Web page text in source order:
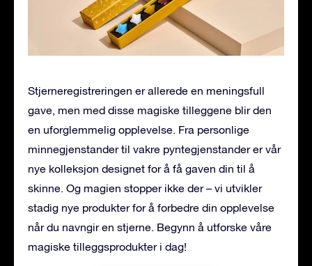
Stjerneregistreringen er allerede en meningsfull
gave, men med disse magiske tilleggene blir den
en uforglemmelig opplevelse. Fra personlige
minnegjenstander til vakre pyntegjenstander er vår
nye kolleksjon designet for å få gaven din til å
skinne. Og magien stopper ikke der – vi utvikler
stadig nye produkter for å forbedre din opplevelse
når du navngir en stjerne. Begynn å utforske våre
magiske tilleggsprodukter i dag!